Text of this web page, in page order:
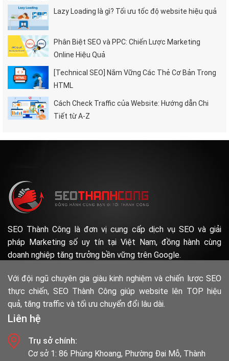
Lazy Loading là gì? Tối ưu tốc độ website hiệu quả
Phân Biệt SEO và PPC: Chiến Lược Marketing
Online Hiệu Quả
[Technical SEO] Nắm Vững Các Thẻ Cơ Bản Trong
HTML
Cách Check Traffic của Website: Hướng dẫn Chi
Tiết từ A-Z
SEO Thành Công là đơn vị cung cấp dịch vụ SEO và giải
pháp Marketing số uy tín tại Việt Nam, đồng hành cùng
doanh nghiệp tăng trưởng bền vững trên Google.
Với đội ngũ chuyên gia giàu kinh nghiệm và chiến lược SEO
thực chiến, SEO Thành Công giúp website lên TOP hiệu
quả, tăng traffic và tối ưu chuyển đổi lâu dài.
Liên hệ
Trụ sở chính:
Cơ sở 1: 86 Phùng Khoang, Phường Đại Mỗ, Thành